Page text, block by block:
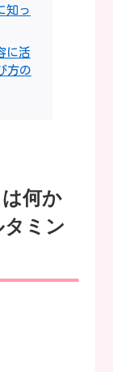
知っ
に活
方の
何か
タミン